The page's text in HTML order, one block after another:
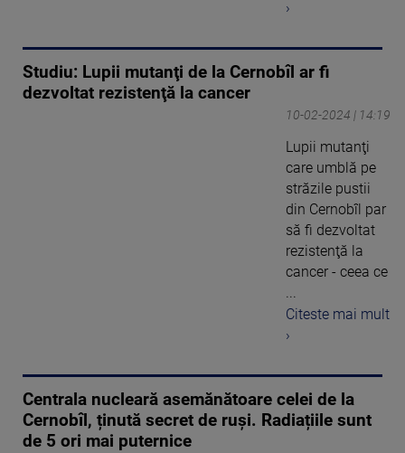
›
Studiu: Lupii mutanţi de la Cernobîl ar fi
dezvoltat rezistenţă la cancer
10-02-2024 | 14:19
Lupii mutanţi
care umblă pe
străzile pustii
din Cernobîl par
să fi dezvoltat
rezistenţă la
cancer - ceea ce
Citeste mai mult
›
Centrala nucleară asemănătoare celei de la
Cernobîl, ținută secret de ruși. Radiațiile sunt
de 5 ori mai puternice